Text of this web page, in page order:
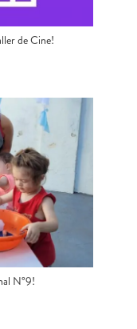
de Cine!
N°9!